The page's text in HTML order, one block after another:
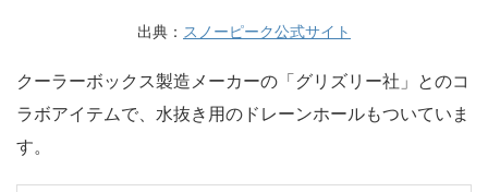
出典： スノーピーク公式サイト
クーラーボックス製造メーカーの「グリズリー社」とのコ
ラボアイテムで、水抜き用のドレーンホールもついていま
す。